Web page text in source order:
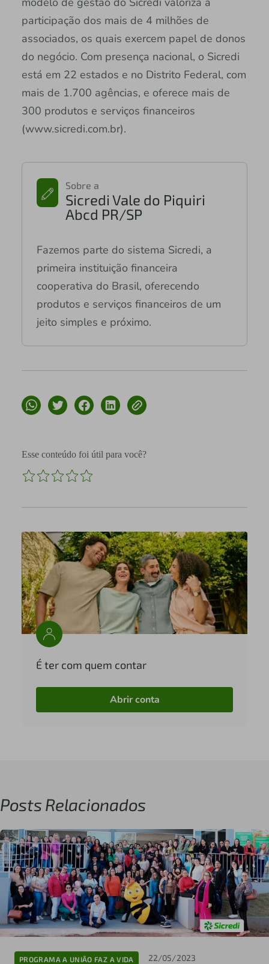
participação dos mais de 4 milhões de
associados, os quais exercem papel de donos
do negócio. Com presença nacional, o Sicredi
está em 22 estados e no Distrito Federal, com
mais de 1.700 agências, e oferece mais de
300 produtos e serviços financeiros
(www.sicredi.com.br).
Sobre a
Sicredi Vale do Piquiri
Abcd PR/SP
Fazemos parte do sistema Sicredi, a
primeira instituição financeira
cooperativa do Brasil, oferecendo
produtos e serviços financeiros de um
jeito simples e próximo.
Esse conteúdo foi útil para você?
É ter com quem contar
Abrir conta
Posts Relacionados
PROGRAMA A UNIÃO FAZ A VIDA 22/05/2023